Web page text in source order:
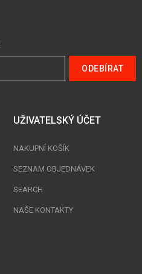
UŽIVATELSKÝ ÚČET
NAKUPNÍ KOŠÍK
SEZNAM OBJEDNÁVEK
SEARCH
NAŠE KONTAKTY